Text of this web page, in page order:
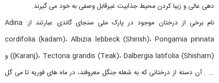
دهی عالی و زیبا کردن محیط جذابیت غیرقابل وصفی به خود می گیرند.
نام برخی از درختان موجود در پارک ملی سنجای گاندی عبارتند از: Adina
cordifolia (kadam)، Albizia lebbeck (Shirish)، Pongamia pinnata
(Karanj)، Tectona grandis (Teak)، Dalbergia latifolia (Shisham)) و
... . آن دسته از درختانی که به شعله جنگل معروفند، در ماه های فوریه تا می گل